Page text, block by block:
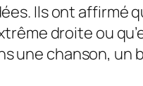
Ils ont affirmé
droite ou
une chanson,